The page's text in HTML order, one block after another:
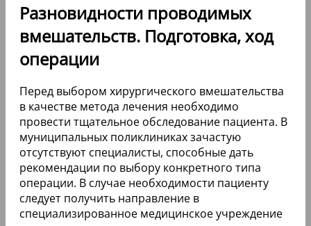
Разновидности проводимых
вмешательств. Подготовка, ход
операции
Перед выбором хирургического вмешательства
в качестве метода лечения необходимо
провести тщательное обследование пациента. В
муниципальных поликлиниках зачастую
отсутствуют специалисты, способные дать
рекомендации по выбору конкретного типа
операции. В случае необходимости пациенту
следует получить направление в
специализированное медицинское учреждение